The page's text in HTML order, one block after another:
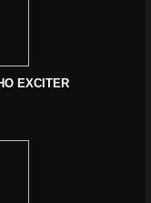
EXCITER